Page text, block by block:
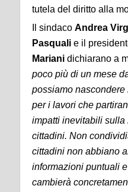
tutela del diritto alla
Il sindaco Andrea
Pasquali e il
Mariani dichiarano a
poco più di un mese
possiamo
per i lavori che
impatti inevitabili sulla
cittadini. Non
cittadini non abbiano
informazioni puntuali
cambierà